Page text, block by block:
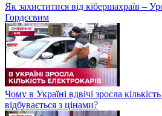
Як захиститися від кібершахраїв –
Гордєєвим
Чому в Україні вдвічі зросла
відбувається з цінами?